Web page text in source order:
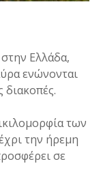
Ελλάδα,
ενώνονται
διακοπές.
των
την ήρεμη
σε